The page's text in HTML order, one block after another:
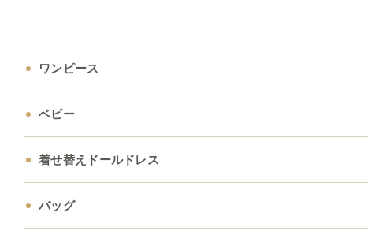
ワンピース
ベビー
着せ替えドールドレス
バッグ